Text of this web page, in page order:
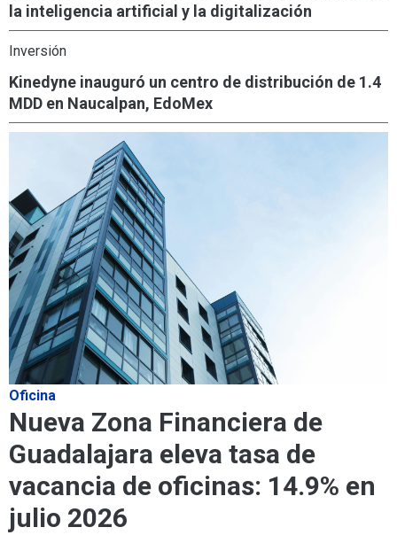
la inteligencia artificial y la digitalización
Inversión
Kinedyne inauguró un centro de distribución de 1.4
MDD en Naucalpan, EdoMex
Oficina
Nueva Zona Financiera de
Guadalajara eleva tasa de
vacancia de oficinas: 14.9% en
julio 2026